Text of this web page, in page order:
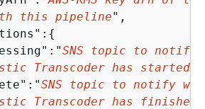
this pipeline
",
{
SNS topic to notify
Transcoder has started
SNS topic to notify
Transcoder has finished